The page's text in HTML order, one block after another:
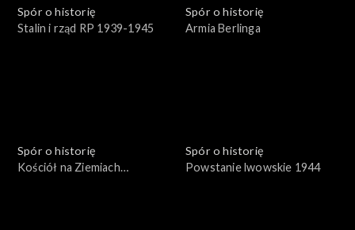
Spór o historię
Stalin i rząd RP 1939-1945
Spór o historię
Armia Berlinga
Spór o historię
Kościół na Ziemiach
Spór o historię
Powstanie lwowskie 1944